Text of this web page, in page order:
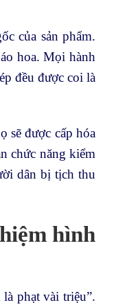
của sản phẩm.
hoa. Mọi hành
đều được coi là
sẽ được cấp hóa
chức năng kiểm
dân bị tịch thu
hình
phạt vài triệu”.